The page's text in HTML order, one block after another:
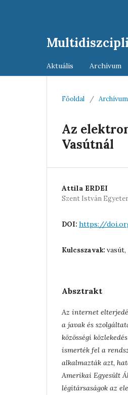
Aktuális Archívum
Főoldal / Archívum
Az
Vasútnál
Attila ERDEI
Szent István
DOI: https://
Kulcsszavak:
Absztrakt
Az internet
a javak és
közösségi
ismerték fel a
alkalmazták azt,
Amerikai Egyesült
légitársaságok az